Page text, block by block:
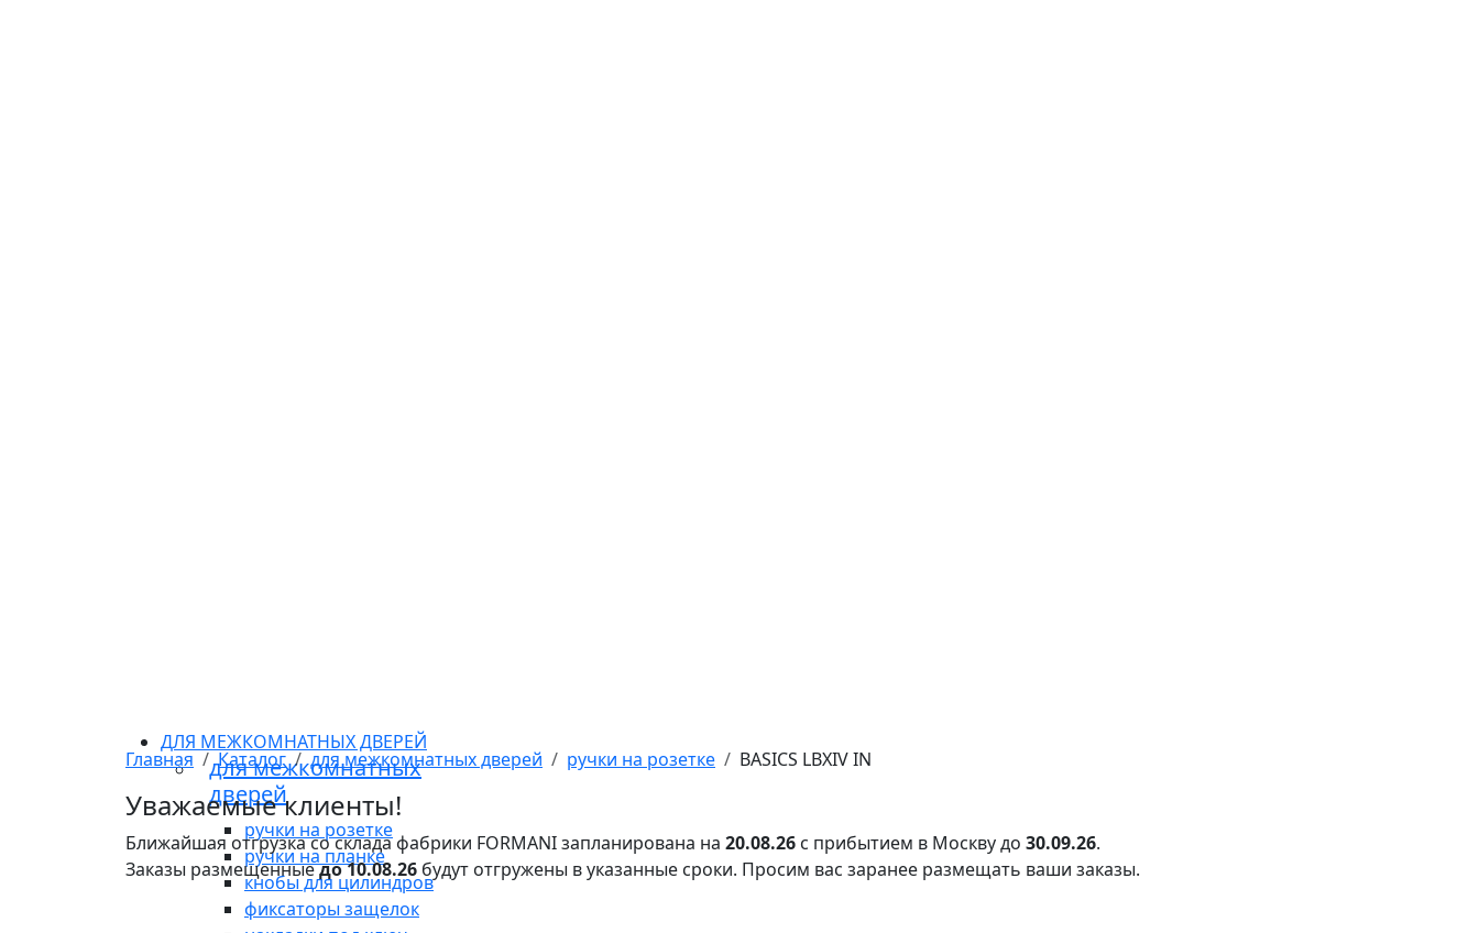
ДЛЯ МЕЖКОМНАТНЫХ ДВЕРЕЙ
для межкомнатных
дверей
ручки на розетке
ручки на планке
кнобы для цилиндров
фиксаторы защелок
Главная Каталог для межкомнатных дверей ручки на розетке BASICS LBXIV IN
Уважаемые клиенты!
Ближайшая отгрузка со склада фабрики FORMANI запланирована на 20.08.26 с прибытием в Москву до 30.09.26.
Заказы размещенныедо 10.08.26 будут отгружены в указанные сроки. Просим вас заранее размещать ваши заказы.